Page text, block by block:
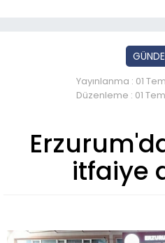
Yayınlanma : 01
Düzenleme : 01
itfaiye